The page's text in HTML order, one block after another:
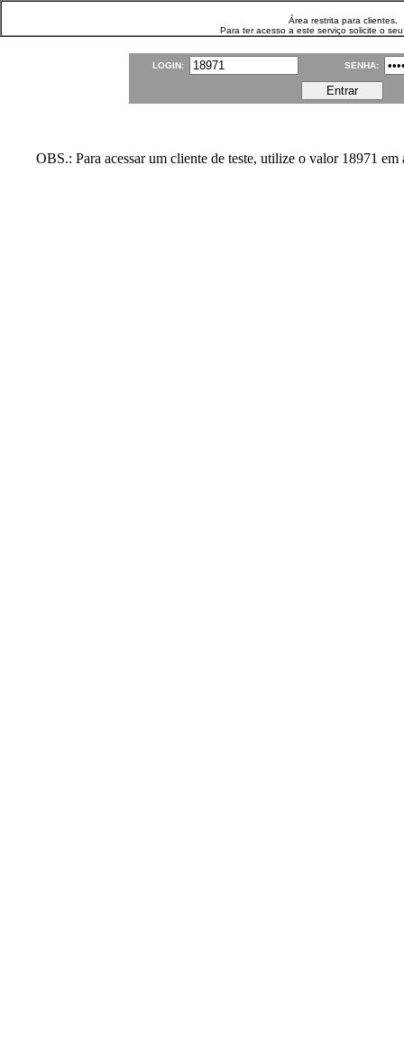
Área restrita para clientes.
Para ter acesso a este serviço solicite o
LOGIN: SENHA:
OBS.: Para acessar um cliente de teste, utilize o valor 18971 em